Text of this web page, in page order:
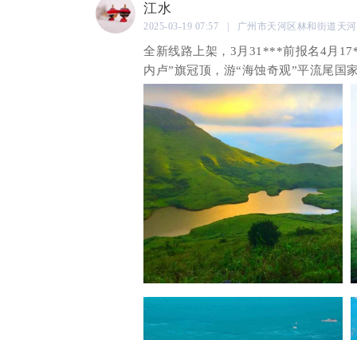
江水
2025-03-19 07:57 | 广州市天河区林和街道天
全新线路上架，3月31***前报名4月
内卢”旗冠顶，游“海蚀奇观”平流尾